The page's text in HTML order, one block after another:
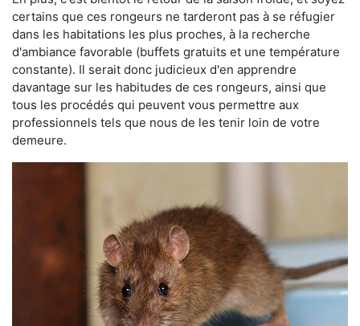
certains que ces rongeurs ne tarderont pas à se réfugier
dans les habitations les plus proches, à la recherche
d'ambiance favorable (buffets gratuits et une température
constante). Il serait donc judicieux d'en apprendre
davantage sur les habitudes de ces rongeurs, ainsi que
tous les procédés qui peuvent vous permettre aux
professionnels tels que nous de les tenir loin de votre
demeure.